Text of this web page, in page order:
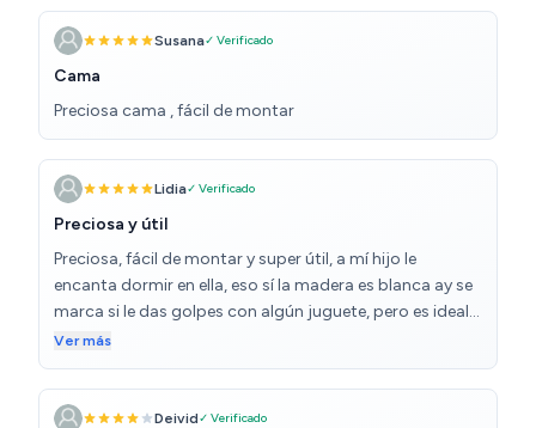
que quedan sueltos y decidí ponerle pegamento para
madera para que quede súper encajado y seguro. La
única pega es que una de las maderas estaba rajada… y
aún así ya veis queda muy bonita y la madera parece
resistente, mi hijo está súper contento. Ahora toca
decorarla!!!!!!
Susana✓ Verificado
Cama
Preciosa cama , fácil de montar
Lidia✓ Verificado
Preciosa y útil
Preciosa, fácil de montar y super útil, a mí hijo le
encanta dormir en ella, eso sí la madera es blanca ay se
marca si le das golpes con algún juguete, pero es ideal
calidad precio, solo le añadiría algún cierre a la entrada
si tú hijo se mueve mucho durmiendo para que no caiga
por ahí
Ver más
Deivid✓ Verificado